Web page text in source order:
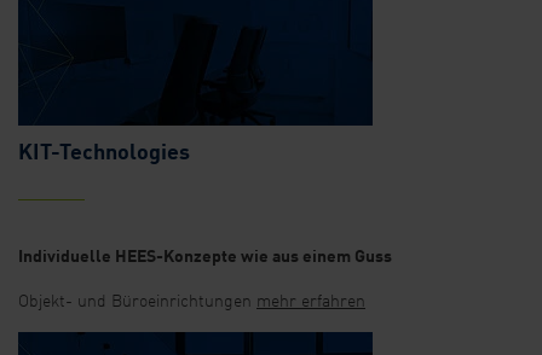
KIT-Technologies
Individuelle HEES-Konzepte wie aus einem Guss
Objekt- und Büroeinrichtungen mehr erfahren